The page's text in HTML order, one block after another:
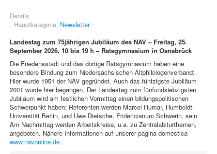
Details
Hauptkategorie: Newsletter
Landestag zum 75jährigen Jubiläum des NAV – Freitag, 25.
September 2026, 10 bis 19 h – Ratsgymnasium in Osnabrück
Die Friedensstadt und das dortige Ratsgymnasium haben eine
besondere Bindung zum Niedersächsischen Altphilologenverband:
Hier wurde 1951 der NAV gegründet. Auch das fünfzigste Jubiläum
2001 wurde hier begangen. Der Landestag zum fünfundsiebzigsten
Jubiläum wird am festlichen Vormittag einen bildungspolitischen
Schwerpunkt haben: Referenten werden Marcel Humar, Humboldt-
Universität Berlin, und Uwe Dietsche, Fridericianum Schwerin, sein.
Am Nachmittag werden Arbeitskreise, u.a. zu Zentralabiturthemen,
angeboten. Nähere Informationen auf unserer pagina domestica
www.navonline.de.